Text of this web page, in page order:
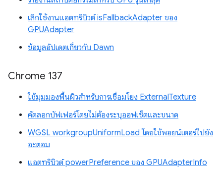
เลิกใช้งานแอตทริบิวต์ isFallbackAdapter ของ
GPUAdapter
ข้อมูลอัปเดตเกี่ยวกับ Dawn
Chrome 137
ใช้มุมมองพื้นผิวสำหรับการเชื่อมโยง ExternalTexture
คัดลอกบัฟเฟอร์โดยไม่ต้องระบุออฟเซ็ตและขนาด
WGSL workgroupUniformLoad โดยใช้พอยน์เตอร์ไปยัง
อะตอม
แอตทริบิวต์ powerPreference ของ GPUAdapterInfo